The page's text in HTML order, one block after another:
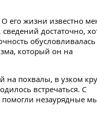
его жизни известно
достаточно,
обусловливалась
который он на
похвалы, в узком
встречаться. С
помогли незаурядные